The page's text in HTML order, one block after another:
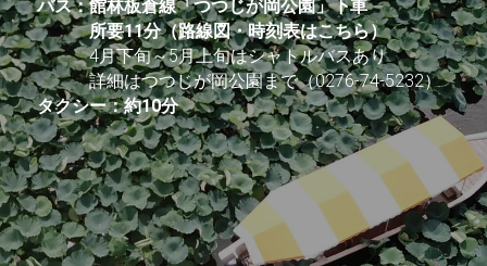
バス：館林板倉線「つつじが岡公園」下車
所要11分（路線図・時刻表はこちら）
4月下旬～5月上旬はシャトルバスあり
詳細はつつじが岡公園まで（0276-74-5232）
タクシー：約10分